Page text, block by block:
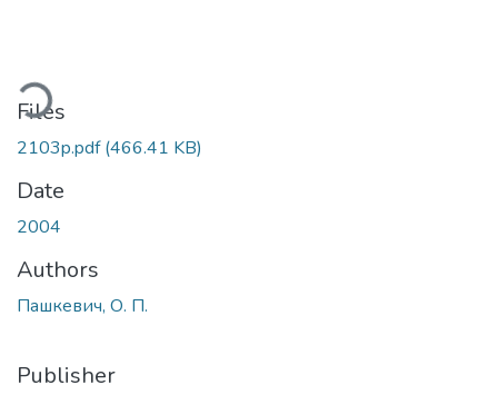
Files
2103p.pdf(466.41 KB)
Date
2004
Authors
Пашкевич, О. П.
Publisher